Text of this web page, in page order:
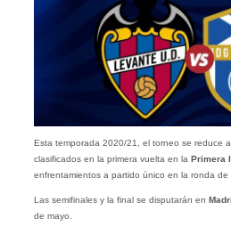
Esta temporada 2020/21, el torneo se reduce
clasificados en la primera vuelta en la Primera
enfrentamientos a partido único en la ronda de
Las semifinales y la final se disputarán en
de mayo.